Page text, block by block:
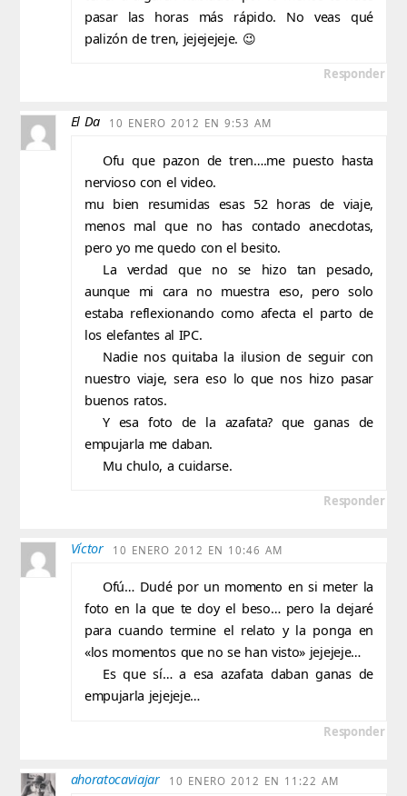
pasar las horas más rápido. No veas qué
palizón de tren, jejejejeje. 😉
Responder
El Da 10 ENERO 2012 EN 9:53 AM
Ofu que pazon de tren….me puesto hasta
nervioso con el video.
mu bien resumidas esas 52 horas de viaje,
menos mal que no has contado anecdotas,
pero yo me quedo con el besito.
La verdad que no se hizo tan pesado,
aunque mi cara no muestra eso, pero solo
estaba reflexionando como afecta el parto de
los elefantes al IPC.
Nadie nos quitaba la ilusion de seguir con
nuestro viaje, sera eso lo que nos hizo pasar
buenos ratos.
Y esa foto de la azafata? que ganas de
empujarla me daban.
Mu chulo, a cuidarse.
Responder
Víctor 10 ENERO 2012 EN 10:46 AM
Ofú… Dudé por un momento en si meter la
foto en la que te doy el beso… pero la dejaré
para cuando termine el relato y la ponga en
«los momentos que no se han visto» jejejeje…
Es que sí… a esa azafata daban ganas de
empujarla jejejeje…
Responder
ahoratocaviajar 10 ENERO 2012 EN 11:22 AM